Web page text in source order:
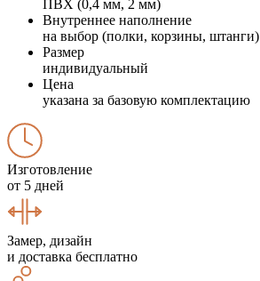
ПВХ (0,4 мм, 2 мм)
Внутреннее наполнение
на выбор (полки, корзины, штанги)
Размер
индивидуальный
Цена
указана за базовую комплектацию
Изготовление
от 5 дней
Замер, дизайн
и доставка бесплатно